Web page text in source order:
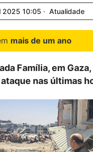
2025 10:05 Atualidade
mais de um ano
Família, em
nas últimas